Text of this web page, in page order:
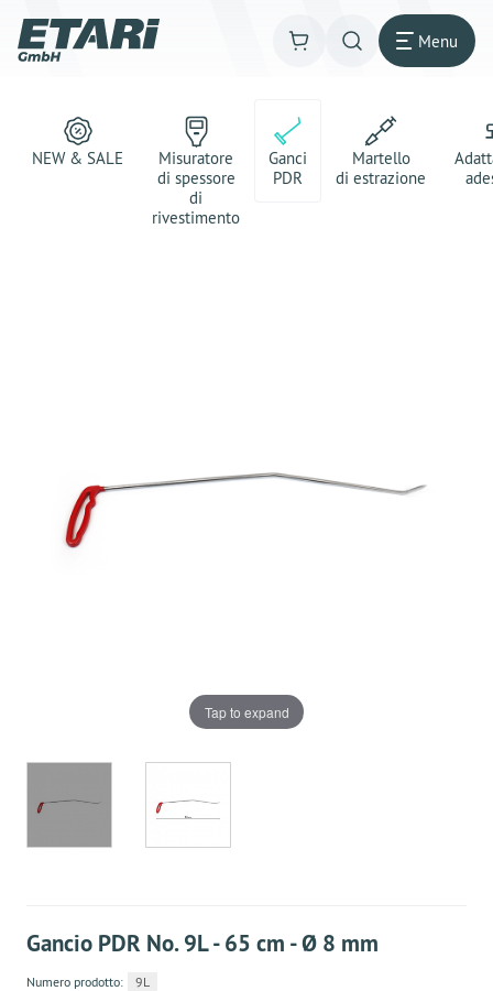
Menu
NEW & SALE
Misuratore
di spessore
di
rivestimento
Ganci
PDR
Martello
di estrazione
Tap to expand
Gancio PDR No. 9L - 65 cm - Ø 8 mm
Numero prodotto: 9L